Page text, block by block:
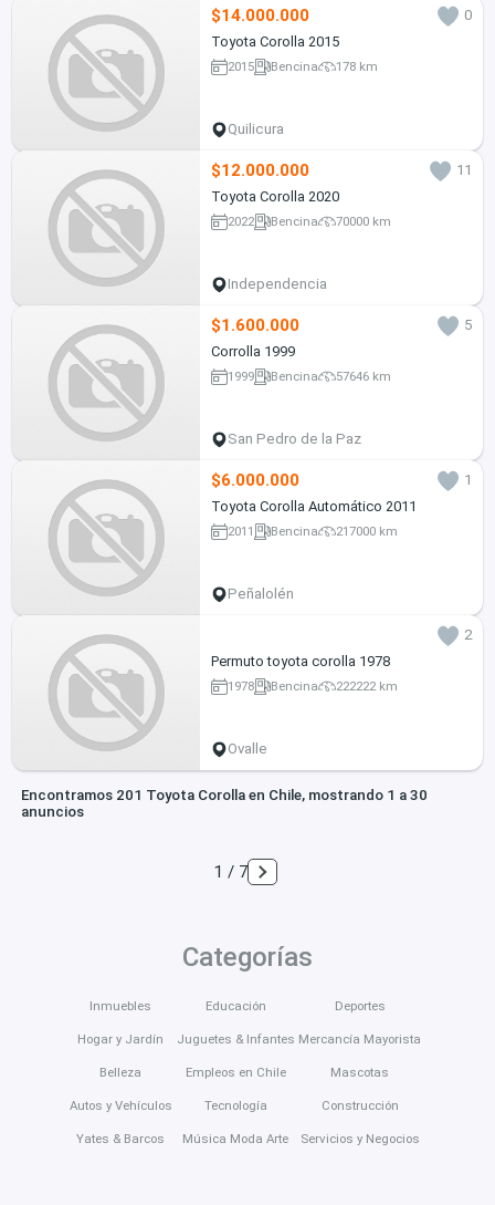
$14.000.000
0
Toyota Corolla 2015
2015 Bencina 178 km
Quilicura
$12.000.000
11
Toyota Corolla 2020
2022 Bencina 70000 km
Independencia
$1.600.000
5
Corrolla 1999
1999 Bencina 57646 km
San Pedro de la Paz
$6.000.000
1
Toyota Corolla Automático 2011
2011 Bencina 217000 km
Peñalolén
2
Permuto toyota corolla 1978
1978 Bencina 222222 km
Ovalle
Encontramos 201 Toyota Corolla en Chile, mostrando 1 a 30
anuncios
1 / 7
Categorías
Inmuebles
Hogar y Jardín
Belleza
Autos y Vehículos
Yates & Barcos
Educación
Juguetes & Infantes
Empleos en Chile
Tecnología
Música Moda Arte
Deportes
Mercancía Mayorista
Mascotas
Construcción
Servicios y Negocios